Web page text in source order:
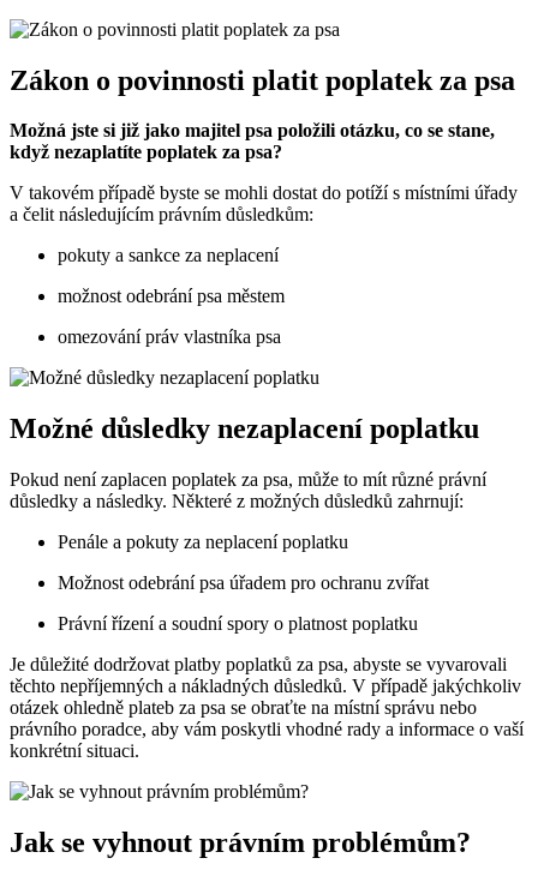
Zákon o povinnosti platit poplatek za psa
Možná jste si již jako majitel psa položili otázku, co se stane,
když nezaplatíte poplatek za psa?
V takovém případě byste se mohli dostat do potíží s místními úřady
a čelit následujícím právním důsledkům:
pokuty a sankce za neplacení
možnost odebrání psa městem
omezování práv vlastníka psa
Možné důsledky nezaplacení poplatku
Pokud není zaplacen poplatek za psa, může to mít různé právní
důsledky a následky. Některé z možných důsledků zahrnují:
Penále a pokuty za neplacení poplatku
Možnost odebrání psa úřadem pro ochranu zvířat
Právní řízení a soudní spory o platnost poplatku
Je důležité dodržovat platby poplatků za psa, abyste se vyvarovali
těchto nepříjemných a nákladných důsledků. V případě jakýchkoliv
otázek ohledně plateb za psa se obraťte na místní správu nebo
právního poradce, aby vám poskytli vhodné rady a informace o vaší
konkrétní situaci.
Jak se vyhnout právním problémům?